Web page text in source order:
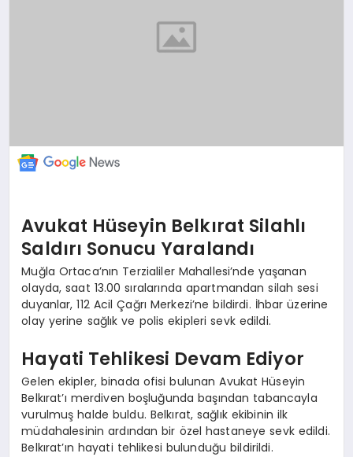
Avukat Hüseyin Belkırat Silahlı
Saldırı Sonucu Yaralandı
Muğla Ortaca’nın Terzialiler Mahallesi’nde yaşanan
olayda, saat 13.00 sıralarında apartmandan silah sesi
duyanlar, 112 Acil Çağrı Merkezi’ne bildirdi. İhbar üzerine
olay yerine sağlık ve polis ekipleri sevk edildi.
Hayati Tehlikesi Devam Ediyor
Gelen ekipler, binada ofisi bulunan Avukat Hüseyin
Belkırat’ı merdiven boşluğunda başından tabancayla
vurulmuş halde buldu. Belkırat, sağlık ekibinin ilk
müdahalesinin ardından bir özel hastaneye sevk edildi.
Belkırat’ın hayati tehlikesi bulunduğu bildirildi.